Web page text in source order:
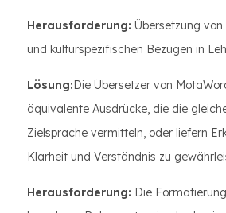
Herausforderung: Übersetzung
und kulturspezifischen Bezügen in
Lösung:Die Übersetzer von
äquivalente Ausdrücke, die die
Zielsprache vermitteln, oder liefern
Klarheit und Verständnis zu
Herausforderung: Die